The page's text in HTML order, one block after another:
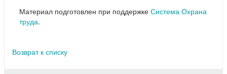
Материал подготовлен при поддержке Система Охрана
труда.
Возврат к списку